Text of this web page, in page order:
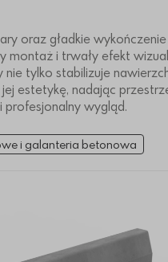
oraz gładkie wykończenie
montaż i trwały efekt
nie tylko stabilizuje
estetykę, nadając
profesjonalny wygląd.
i galanteria betonowa